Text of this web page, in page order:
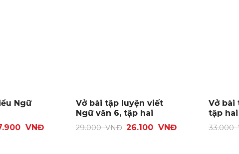
Ngữ
VNĐ
Vở bài tập luyện viết
Ngữ văn 6, tập hai
29.000VNĐ 26.100 VNĐ
Vở bài
tập hai
33.000